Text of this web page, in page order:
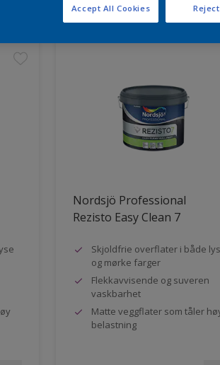
Nordsjö Professional
Rezisto Easy Clean 7
Skjoldfrie overflater i både
og mørke farger
Flekkavvisende og suveren
vaskbarhet
Matte veggflater som tåler
belastning
Accept All Cookies